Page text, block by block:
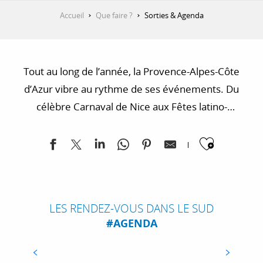
Accueil Que faire ? Sorties & Agenda
Tout au long de l’année, la Provence-Alpes-Côte
d’Azur vibre au rythme de ses événements. Du
célèbre Carnaval de Nice aux Fêtes latino-
Festival d’Avignon, découvrez tous les rendez-vous à
LES RENDEZ-VOUS DANS LE SUD
#AGENDA
Retrouvez les événements culturels
incontournables de la région sélectionnés par